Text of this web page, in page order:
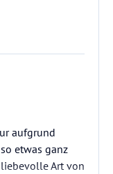
aufgrund
etwas ganz
Art von